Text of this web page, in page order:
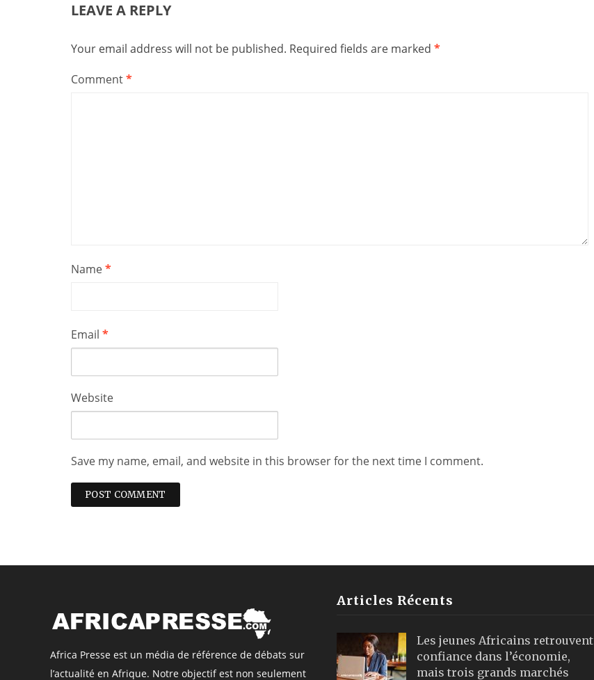
LEAVE A REPLY
Your email address will not be published. Required fields are marked *
Comment*
Name*
Email *
Website
Save my name, email, and website in this browser for the next time I comment.
Africa Presse est un média de référence de débats sur
l’actualité en Afrique. Notre objectif est non seulement
Articles Récents
Les jeunes Africains retrouvent
confiance dans l’économie,
mais trois grands marchés